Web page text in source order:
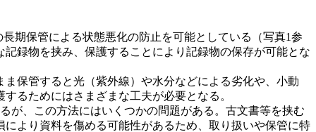
期保管による状態悪化の防止を可能としている（写真1参
録物を挟み、保護することにより記録物の保存が可能とな
保管すると光（紫外線）や水分などによる劣化や、小動
るためにはさまざまな工夫が必要となる。
が、この方法にはいくつかの問題がある。古文書等を挟む
より資料を傷める可能性があるため、取り扱いや保管に特